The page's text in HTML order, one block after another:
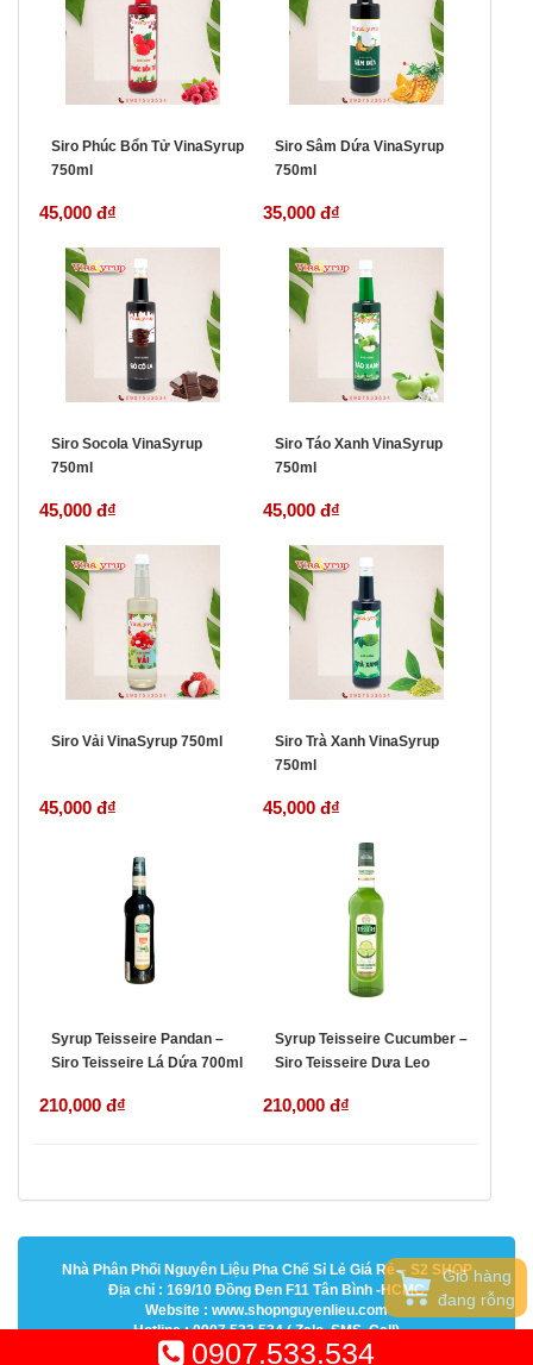
Siro Phúc Bổn Tử VinaSyrup
750ml
45,000 đ₫
Siro Sâm Dứa VinaSyrup
750ml
35,000 đ₫
Siro Socola VinaSyrup
750ml
45,000 đ₫
Siro Táo Xanh VinaSyrup
750ml
45,000 đ₫
Siro Vải VinaSyrup 750ml
45,000 đ₫
Siro Trà Xanh VinaSyrup
750ml
45,000 đ₫
Syrup Teisseire Pandan –
Siro Teisseire Lá Dứa 700ml
210,000 đ₫
Syrup Teisseire Cucumber –
Siro Teisseire Dưa Leo
210,000 đ₫
Nhà Phân Phối Nguyên Liệu Pha Chế Sỉ Lẻ Giá Rẻ – S2 SHOP
Địa chỉ : 169/10 Đồng Đen F11 Tân Bình -HCMC
Website : www.shopnguyenlieu.com
Hotline : 0907.533.534 ( Zalo, SMS, Call)
Giỏ hàng
đang rỗng
0907.533.534